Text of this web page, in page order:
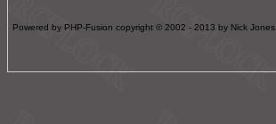
Powered by PHP-Fusion copyright © 2002 - 2013 by Nick Jones.